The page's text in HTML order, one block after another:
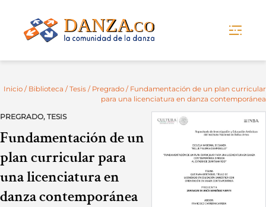
Inicio / Biblioteca / Tesis / Pregrado / Fundamentación de un plan curricular
para una licenciatura en danza contemporánea
PREGRADO, TESIS
Fundamentación de un
plan curricular para
una licenciatura en
danza contemporánea